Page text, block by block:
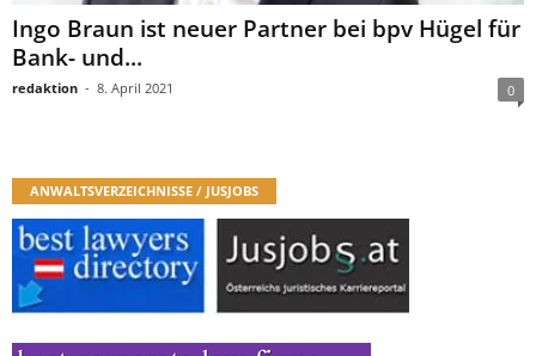
Ingo Braun ist neuer Partner bei bpv Hügel für
Bank- und...
redaktion - 8. April 2021 0
ANWALTSVERZEICHNISSE / JUSJOBS